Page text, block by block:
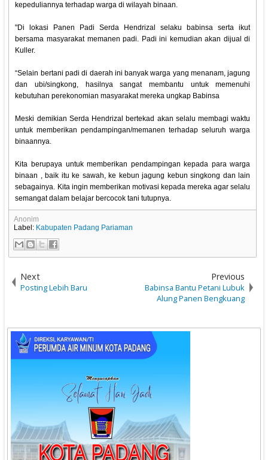
kepeduliannya terhadap warga di wilayah binaan.
"Di lokasi Panen Padi Serda Hendrizal selaku babinsa serta ikut
bersama masyarakat memanen padi. Padi ini kemudian akan dijual di
Kuller.
“Selain bertani padi di daerah ini banyak warga yang menanam, jagung
dan ubi/singkong, hasilnya sangat membantu untuk memenuhi
kebutuhan perekonomian masyarakat mereka ungkap Babinsa
Meski demikian Serda Hendrizal bertekad akan selalu membagi waktu
untuk memberikan pendampingan/memanen terhadap seluruh warga
binaannya.
Kita berupaya untuk memberikan pendampingan kepada para warga
binaan , baik itu ke sawah, ke kebun jagung kebun singkong dan lain
sebagainya. Kita ingin memberikan motivasi kepada mereka agar selalu
semangat dalam belajar bercocok tani tutupnya.
Anonim
Label: Kabupaten Padang Pariaman
Next
Posting Lebih Baru
Previous
Babinsa Bantu Petani Lubuk
Alung Panen Bengkuang